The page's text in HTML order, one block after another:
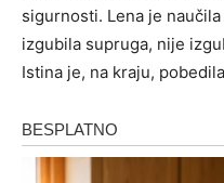
sigurnosti. Lena je
izgubila supruga, nije
Istina je, na kraju,